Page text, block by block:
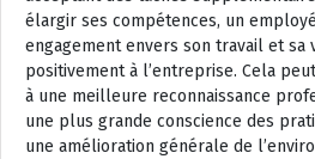
élargir ses compétences, un
engagement envers son travail et
positivement à l’entreprise. Cela
à une meilleure reconnaissance
une plus grande conscience des
une amélioration générale de